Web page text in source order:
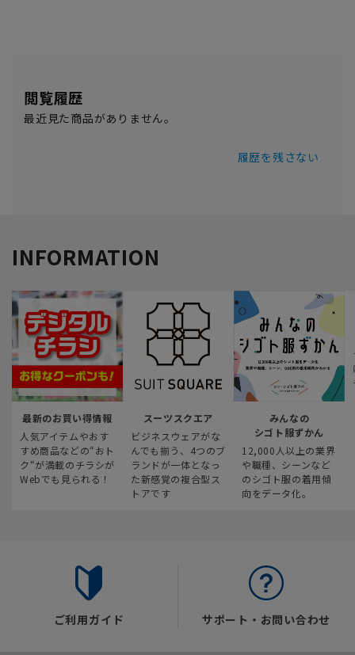
閲覧履歴
最近見た商品がありません。
履歴を残さない
INFORMATION
最新のお買い得情報
人気アイテムやおす
すめ商品などの“おト
ク“が満載のチラシが
Webでも見られる！
スーツスクエア
ビジネスウェアがな
んでも揃う、4つのブ
ランドが一体となっ
た新感覚の複合型ス
トアです
みんなの
シゴト服ずかん
12,000人以上の業界
や職種、シーンなど
のシゴト服の着用傾
向をデータ化。
ご利用ガイド サポート・お問い合わせ